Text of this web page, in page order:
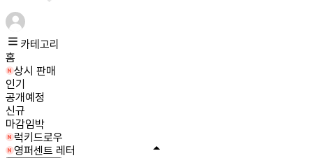
카테고리
홈
상시 판매
인기
공개예정
신규
마감임박
럭키드로우
영퍼센트 레터